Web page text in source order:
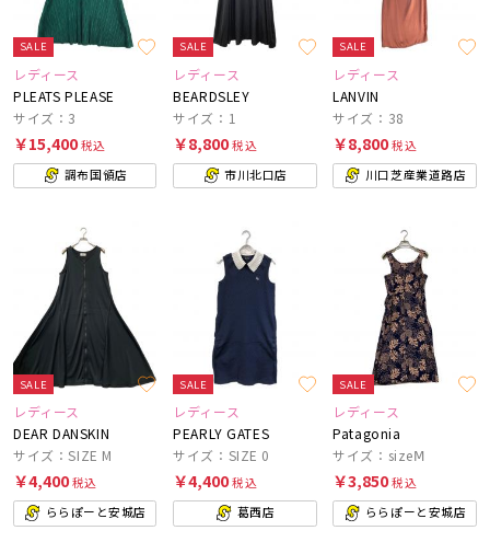
SALE
レディース
PLEATS PLEASE
サイズ：3
￥15,400税込
調布国領店
SALE
レディース
BEARDSLEY
サイズ：1
￥8,800税込
市川北口店
SALE
レディース
LANVIN
サイズ：38
￥8,800税込
川口芝産業道路店
SALE
レディース
DEAR DANSKIN
サイズ：SIZE M
￥4,400税込
ららぽーと安城店
SALE
レディース
PEARLY GATES
サイズ：SIZE 0
￥4,400税込
葛西店
SALE
レディース
Patagonia
サイズ：sizeⅯ
￥3,850税込
ららぽーと安城店